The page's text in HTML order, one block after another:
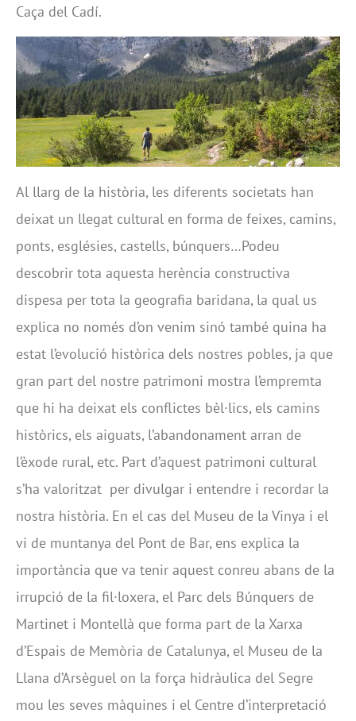
Caça del Cadí.
Al llarg de la història, les diferents societats han
deixat un llegat cultural en forma de feixes, camins,
ponts, esglésies, castells, búnquers…Podeu
descobrir tota aquesta herència constructiva
dispesa per tota la geografia baridana, la qual us
explica no només d’on venim sinó també quina ha
estat l’evolució històrica dels nostres pobles, ja que
gran part del nostre patrimoni mostra l’empremta
que hi ha deixat els conflictes bèl·lics, els camins
històrics, els aiguats, l’abandonament arran de
l’èxode rural, etc. Part d’aquest patrimoni cultural
s’ha valoritzat per divulgar i entendre i recordar la
nostra història. En el cas del Museu de la Vinya i el
vi de muntanya del Pont de Bar, ens explica la
importància que va tenir aquest conreu abans de la
irrupció de la fil·loxera, el Parc dels Búnquers de
Martinet i Montellà que forma part de la Xarxa
d’Espais de Memòria de Catalunya, el Museu de la
Llana d’Arsèguel on la força hidràulica del Segre
mou les seves màquines i el Centre d’interpretació